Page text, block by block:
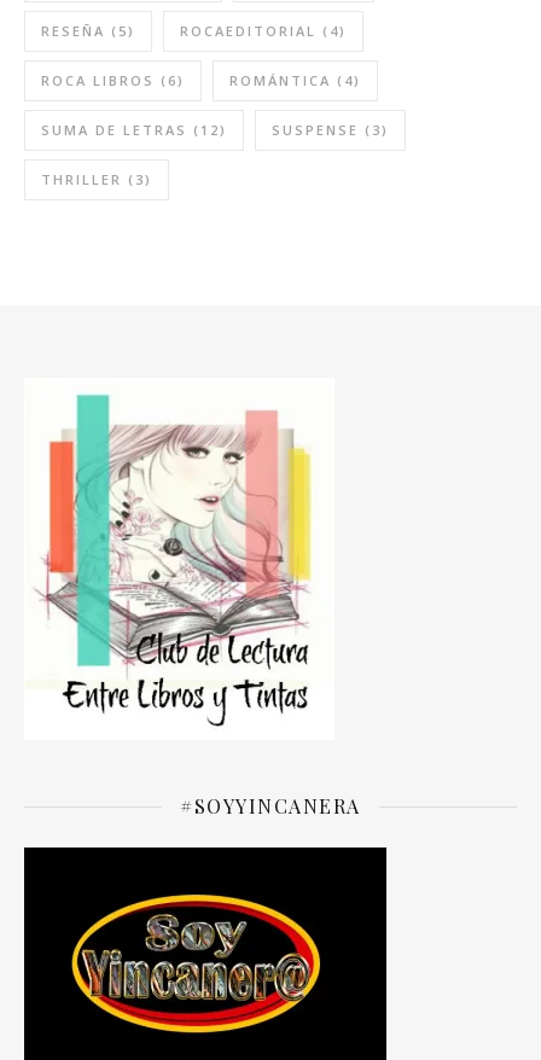
RESEÑA (5) ROCAEDITORIAL (4)
ROCA LIBROS (6) ROMÁNTICA (4)
SUMA DE LETRAS (12) SUSPENSE (3)
THRILLER (3)
#SOYYINCANERA